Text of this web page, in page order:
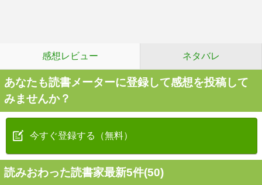
感想レビュー ネタバレ
あなたも読書メーターに登録して感想を投稿して
みませんか？
今すぐ登録する（無料）
読みおわった読書家最新5件(50)